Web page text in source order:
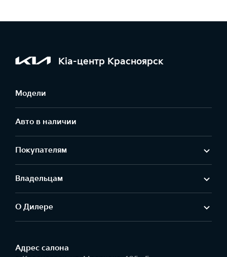
Kia-центр Красноярск
Модели
Авто в наличии
Покупателям
Владельцам
О Дилере
Адрес салонa